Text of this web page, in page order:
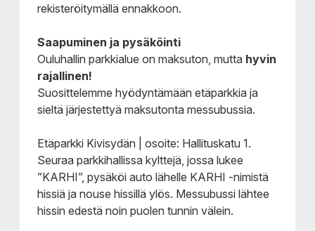
rekisteröitymällä ennakkoon.
Saapuminen ja pysäköinti
Ouluhallin parkkialue on maksuton, mutta hyvin
rajallinen!
Suosittelemme hyödyntämään etäparkkia ja
sieltä järjestettyä maksutonta messubussia.
Etäparkki Kivisydän | osoite: Hallituskatu 1.
Seuraa parkkihallissa kylttejä, jossa lukee
”KARHI”, pysäköi auto lähelle KARHI -nimistä
hissiä ja nouse hissillä ylös. Messubussi lähtee
hissin edestä noin puolen tunnin välein.